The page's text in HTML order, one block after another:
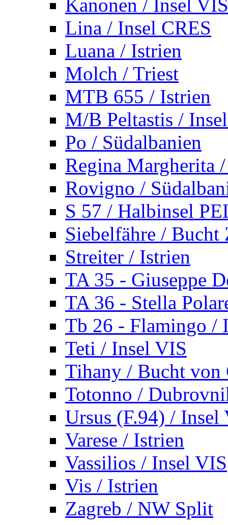
Kanonen / Insel VIS
Lina / Insel CRES
Luana / Istrien
Molch / Triest
MTB 655 / Istrien
M/B Peltastis /
Po / Südalbanien
Regina Margherita
Rovigno /
S 57 / Halbinsel
Siebelfähre / Bucht
Streiter / Istrien
TA 35 - Giuseppe
TA 36 - Stella
Tb 26 - Flamingo /
Teti / Insel VIS
Tihany / Bucht von
Totonno /
Ursus (F.94) / Insel
Varese / Istrien
Vassilios / Insel VIS
Vis / Istrien
Zagreb / NW Split